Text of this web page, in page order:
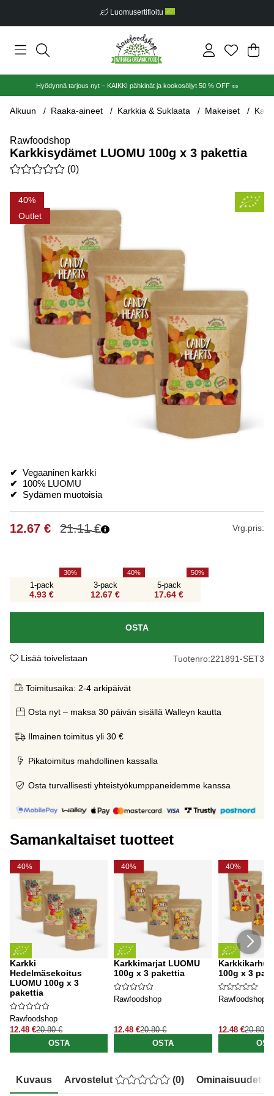
Luomusertifioitu
.
Hyödynnä tarjous nyt – KAIKKI pähkinät ja kookosöljyt 50 % OFF 🥜
Alkuun Raaka-aineet Karkkia & Suklaata Makeiset
Rawfoodshop
Karkkisydämet LUOMU 100g x 3 pakettia
Keskiarvoluokitus 0 / 5 Arvioiden määrä 0
(0)
40
Outlet
Tuotekuvat Karkkisydämet LUOMU 100g x 3 pakettia
✔ Vegaaninen karkki
✔ 100% LUOMU
✔ Sydämen muotoisia
21.11€
12.67 € Vrg.pris:
1-pack
4.93 €
30
3-pack
12.67 €
40
5-pack
17.64 €
50
OSTA
Lisää toivelistaan Tuotenro:221891-SET3
Toimitusaika: 2-4 arkipäivät
Osta nyt – maksa 30 päivän sisällä Walleyn kautta
Ilmainen toimitus yli 30 €
Pikatoimitus mahdollinen kassalla
Osta turvallisesti yhteistyökumppaneidemme kanssa
Samankaltaiset tuotteet
40%
Karkki
Hedelmäsekoitus
LUOMU 100g x 3
pakettia
Rawfoodshop
12.48 €20.80 €
OSTA
40%
Karkkimarjat LUOMU
100g x 3 pakettia
Rawfoodshop
12.48 €20.80 €
OSTA
40%
Karkkikarhut
100g x 3
Rawfoodshop
12.48 €20.80 €
Kuvaus Arvostelut (0) Ominaisuudet